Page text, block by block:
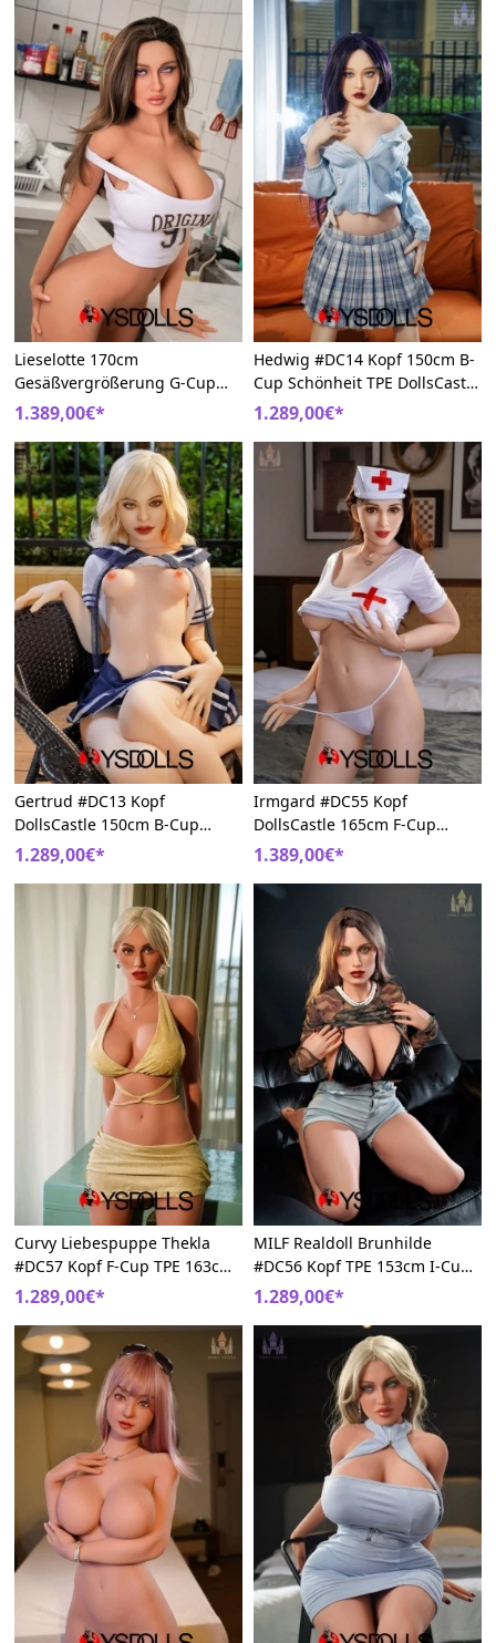
Lieselotte 170cm
Gesäßvergrößerung G-Cup
#DC44 Kopf DollsCastle TPE
Big Boobs Sex Puppe
1.389,00€*
Hedwig #DC14 Kopf 150cm B-
Cup Schönheit TPE DollsCastle
Lebensgroße Sexpuppen
1.289,00€*
Gertrud #DC13 Kopf
DollsCastle 150cm B-Cup
Weich TPE Europa Sexpuppe
1.289,00€*
Irmgard #DC55 Kopf
DollsCastle 165cm F-Cup
Interessant Nackte TPE
Liebespuppe
1.389,00€*
Curvy Liebespuppe Thekla
#DC57 Kopf F-Cup TPE 163cm
Reifen DollsCastle
1.289,00€*
MILF Realdoll Brunhilde
#DC56 Kopf TPE 153cm I-Cup
Sexy DollsCastle
1.289,00€*